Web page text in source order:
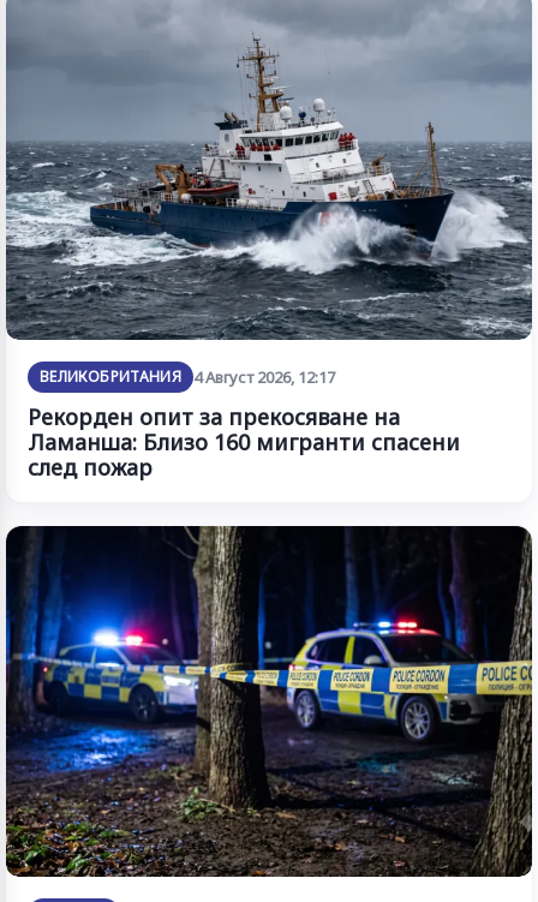
ВЕЛИКОБРИТАНИЯ 4 Август 2026, 12:17
Рекорден опит за прекосяване на
Ламанша: Близо 160 мигранти спасени
след пожар